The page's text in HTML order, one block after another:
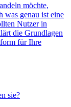
möchte,
was genau ist eine
Nutzer in
die Grundlagen
für Ihre
sie?